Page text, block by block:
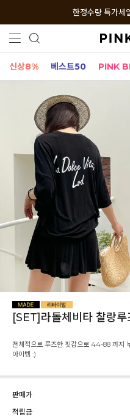
한정수량 특가세
신상8% 베스트50 PINK
[SET]라돌체비타 찰랑루
전체적으로 루즈한 핏감으로 44-88 까지
아이템 :)
판매가
적립금